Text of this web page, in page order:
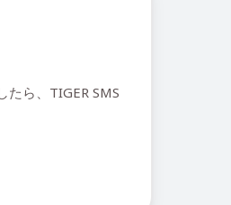
ら、TIGER SMS